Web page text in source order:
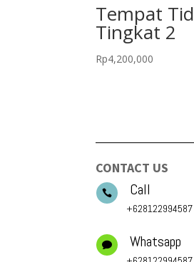
Tempat
Tingkat 2
Rp4,200,000
CONTACT US
 Call
+628122994587
 Whatsapp